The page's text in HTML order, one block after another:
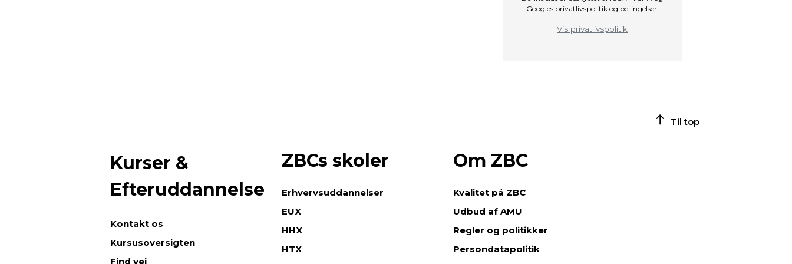
Googles privatlivspolitikog betingelser.
Vis privatlivspolitik
Til top
Kurser &
Efteruddannelse
Kontakt os
Kursusoversigten
Find vej
ZBCs skoler
Erhvervsuddannelser
EUX
HHX
HTX
Om ZBC
Kvalitet på ZBC
Udbud af AMU
Regler og politikker
Persondatapolitik